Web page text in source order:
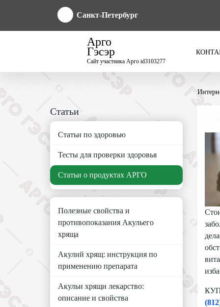
Санкт-Петербург
Арго
Гэсэр
Сайт участника Арго id3103277
Статьи
Статьи по здоровью
Тесты для проверки здоровья
Статьи о продуктах АРГО
Полезные свойства и
противопоказания Акульего
хряща
Акулий хрящ: инструкция по
применению препарата
Акульи хрящи лекарство:
описание и свойства